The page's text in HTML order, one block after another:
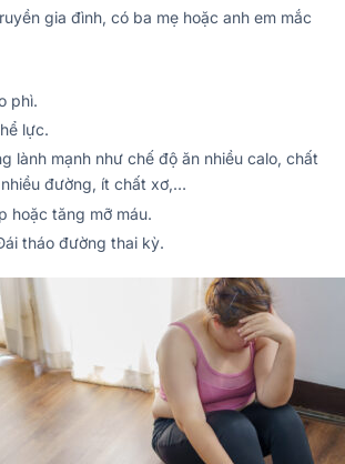
gia đình, có ba mẹ hoặc anh em mắc
phì.
lực.
lành mạnh như chế độ ăn nhiều calo, chất
đường, ít chất xơ,…
hoặc tăng mỡ máu.
tháo đường thai kỳ.